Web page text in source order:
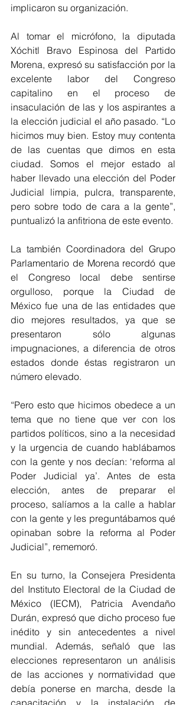
implicaron su organización.
Al tomar el micrófono, la diputada
Xóchitl Bravo Espinosa del Partido
Morena, expresó su satisfacción por la
excelente labor del Congreso
capitalino en el proceso de
insaculación de las y los aspirantes a
la elección judicial el año pasado. “Lo
hicimos muy bien. Estoy muy contenta
de las cuentas que dimos en esta
ciudad. Somos el mejor estado al
haber llevado una elección del Poder
Judicial limpia, pulcra, transparente,
pero sobre todo de cara a la gente”,
puntualizó la anfitriona de este evento.
La también Coordinadora del Grupo
Parlamentario de Morena recordó que
el Congreso local debe sentirse
orgulloso, porque la Ciudad de
México fue una de las entidades que
dio mejores resultados, ya que se
presentaron sólo algunas
impugnaciones, a diferencia de otros
estados donde éstas registraron un
número elevado.
“Pero esto que hicimos obedece a un
tema que no tiene que ver con los
partidos políticos, sino a la necesidad
y la urgencia de cuando hablábamos
con la gente y nos decían: ‘reforma al
Poder Judicial ya’. Antes de esta
elección, antes de preparar el
proceso, salíamos a la calle a hablar
con la gente y les preguntábamos qué
opinaban sobre la reforma al Poder
Judicial”, rememoró.
En su turno, la Consejera Presidenta
del Instituto Electoral de la Ciudad de
México (IECM), Patricia Avendaño
Durán, expresó que dicho proceso fue
inédito y sin antecedentes a nivel
mundial. Además, señaló que las
elecciones representaron un análisis
de las acciones y normatividad que
debía ponerse en marcha, desde la
capacitación y la instalación de